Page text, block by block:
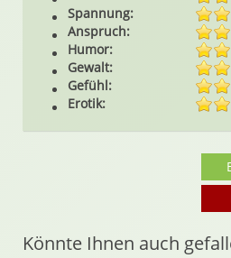
Spannung:
Anspruch:
Humor:
Gewalt:
Gefühl:
Erotik:
Könnte Ihnen auch